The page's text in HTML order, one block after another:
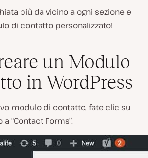
più da vicino a ogni sezione e
di contatto personalizzato!
un Modulo
in WordPress
modulo di contatto, fate clic su
“Contact Forms”.